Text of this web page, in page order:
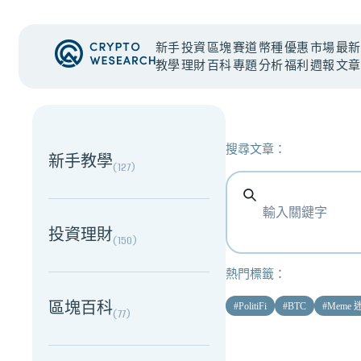
新手
教學
投資
理財
區塊
百科
賽道
專題
幣種
分析
優惠
福利
市場
週報
最新
文章
NEW EVENT
新手教學(127)
投資理財(150)
區塊百科(77)
搜尋文章：
熱門標籤：
#PolitiFi #BTC #Meme